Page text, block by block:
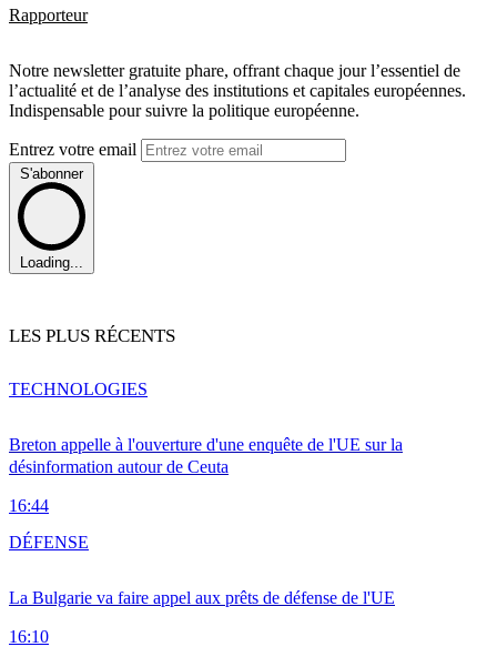
Rapporteur
Notre newsletter gratuite phare, offrant chaque jour l’essentiel de
l’actualité et de l’analyse des institutions et capitales européennes.
Indispensable pour suivre la politique européenne.
Entrez votre email
S'abonner
Loading...
LES PLUS RÉCENTS
Breton appelle à l'ouverture d'une enquête de l'UE sur la
désinformation autour de Ceuta
16:44
TECHNOLOGIES
La Bulgarie va faire appel aux prêts de défense de l'UE
16:10
DÉFENSE